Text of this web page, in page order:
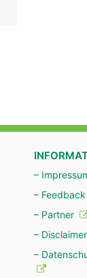
–
– Feedback
– Partner
– Disclaimer
–